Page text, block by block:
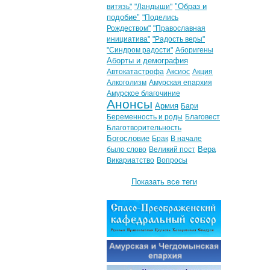
витязь" "Ландыши" "Образ и
подобие" "Поделись
Рождеством" "Православная
инициатива" "Радость веры"
"Синдром радости" Аборигены
Аборты и демография
Автокатастрофа Аксиос Акция
Алкоголизм Амурская епархия
Амурское благочиние
Анонсы Армия Бари
Беременность и роды Благовест
Благотворительность
Богословие Брак В начале
было слово Великий пост Вера
Викариатство Вопросы
Показать все теги